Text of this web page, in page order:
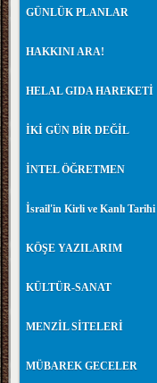
GÜNLÜK PLANLAR
HAKKINI ARA!
HELAL GIDA HAREKETİ
İKİ GÜN BİR DEĞİL
İNTEL ÖĞRETMEN
İsrail'in Kirli ve Kanlı Tarihi
KÖŞE YAZILARIM
KÜLTÜR-SANAT
MENZİL SİTELERİ
MÜBAREK GECELER